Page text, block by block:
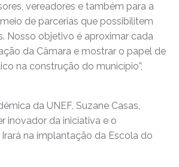
vereadores e também para a
de parcerias que possibilitem
Nosso objetivo é aproximar cada
da Câmara e mostrar o papel de
na construção do município”,
da UNEF, Suzane Casas,
inovador da iniciativa e o
na implantação da Escola do